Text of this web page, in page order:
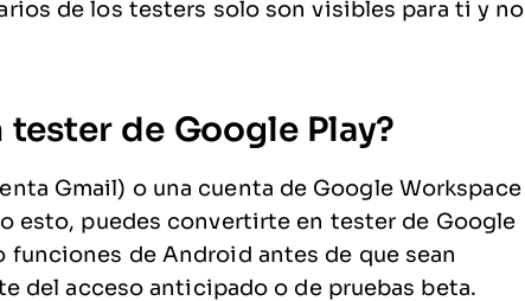
de los testers solo son visibles para ti y no
de Google Play?
Gmail) o una cuenta de Google Workspace
esto, puedes convertirte en tester de Google
funciones de Android antes de que sean
del acceso anticipado o de pruebas beta.